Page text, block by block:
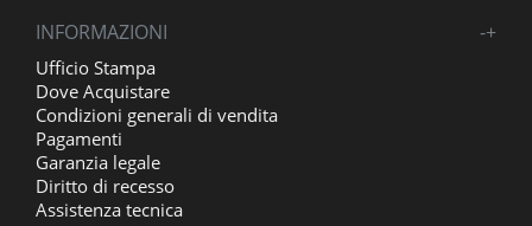
INFORMAZIONI +
-
Ufficio Stampa
Dove Acquistare
Condizioni generali di vendita
Pagamenti
Garanzia legale
Diritto di recesso
Assistenza tecnica